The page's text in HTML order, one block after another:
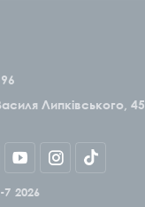
Липківського, 45
7 2026